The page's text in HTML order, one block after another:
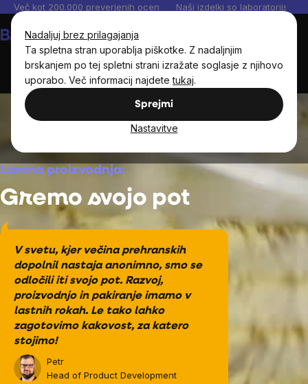
Nadaljuj brez prilagajanja
Ta spletna stran uporablja piškotke. Z nadaljnjim
brskanjem po tej spletni strani izražate soglasje z njihovo
uporabo. Več informacij najdetetukaj.
Sprejmi
Nastavitve
Preskoči
vsebino
Več kot 200.000 preverjenih ocen Naši izdelki so laboratorijsko
Lastna proizvodnja:
Gremo svojo pot
V svetu, kjer večina prehranskih
dopolnil nastaja anonimno, smo se
odločili iti svojo pot. Razvoj,
proizvodnjo in pakiranje imamo v
lastnih rokah. Le tako lahko
zagotovimo kakovost, za katero
stojimo!
Petr
Head of Product Development